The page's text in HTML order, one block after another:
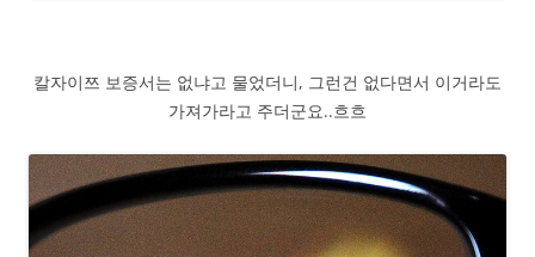
칼자이쯔 보증서는 없냐고 물었더니, 그런건 없다면서 이거라도
가져가라고 주더군요..흐흐